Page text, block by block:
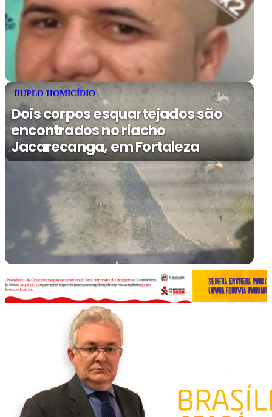
DUPLO HOMICÍDIO
Dois corpos esquartejados são
encontrados no riacho
Jacarecanga, em Fortaleza